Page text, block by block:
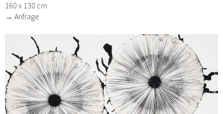
160 x 130 cm
→ Anfrage